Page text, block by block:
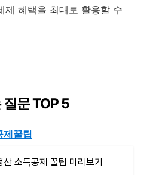
제 혜택을 최대로 활용할 수
문 TOP 5
꿀팁
소득공제 꿀팁 미리보기